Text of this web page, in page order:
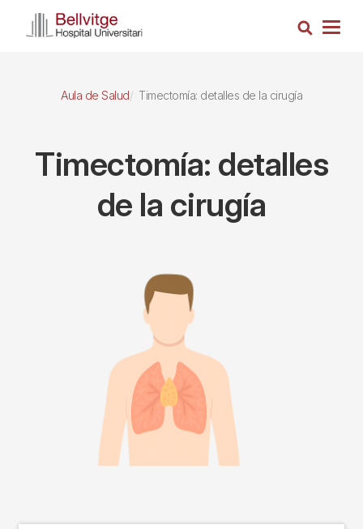
Busca
Aula de Salud Timectomía: detalles de la cirugía
Timectomía: detalles
de la cirugía